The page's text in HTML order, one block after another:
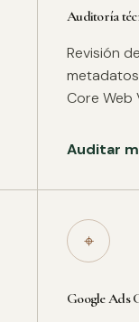
Auditoría
Revisión
Core Web
Auditar
⌖
Google Ads